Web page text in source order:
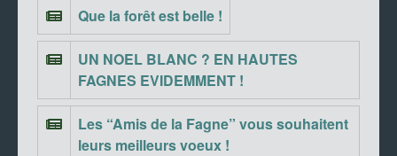
Que la forêt est belle !
UN NOEL BLANC ? EN HAUTES
FAGNES EVIDEMMENT !
Les “Amis de la Fagne” vous souhaitent
leurs meilleurs voeux !